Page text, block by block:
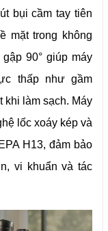
bụi cầm tay tiên
mặt trong không
90° giúp máy
thấp như gầm
làm sạch. Máy
lốc xoáy kép và
H13, đảm bảo
vi khuẩn và tác